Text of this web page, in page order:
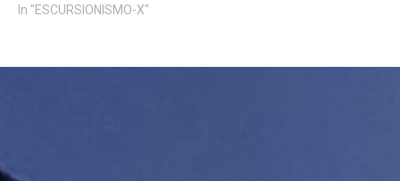
In "ESCURSIONISMO-X"